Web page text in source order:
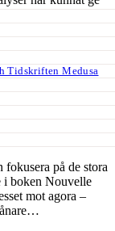
Tidskriften Medusa
på de stora
i boken Nouvelle
mot agora –